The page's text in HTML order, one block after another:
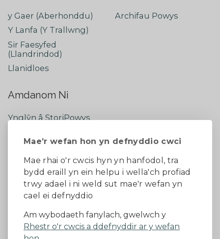
Mae’r wefan hon yn defnyddio cwci
Mae rhai o'r cwcis hyn yn hanfodol, tra
bydd eraill yn ein helpu i wella'ch profiad
trwy adael i ni weld sut mae'r wefan yn
cael ei defnyddio
Am wybodaeth fanylach, gwelwch y
Rhestr o'r cwcis a ddefnyddir ar y wefan
y Gaer (Aberhonddu)
Y Lanfa (Y Trallwng)
Sir Faesyfed
(Llandrindod)
Llanidloes
Archifau Powys
Amdanom Ni
Ynglŷn â StoriPowys
Newyddion Diweddaraf
Dywedwch eich barn
Facebook
Datganiad Hygyrchedd
Diogelu Data a Phreifatrwydd
Telerau ac amodau